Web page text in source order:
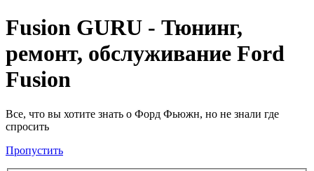
Fusion GURU - Тюнинг,
ремонт, обслуживание Ford
Fusion
Все, что вы хотите знать о Форд Фьюжн, но не знали где
спросить
Пропустить